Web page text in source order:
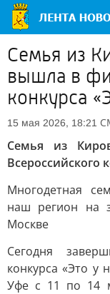
Семья из
вышла в
конкурса
15 мая 2026, 18:21
Семья из
Всероссийского
Многодетная
наш регион на
Москве
Сегодня
конкурса «Это у
Уфе с 11 по 14